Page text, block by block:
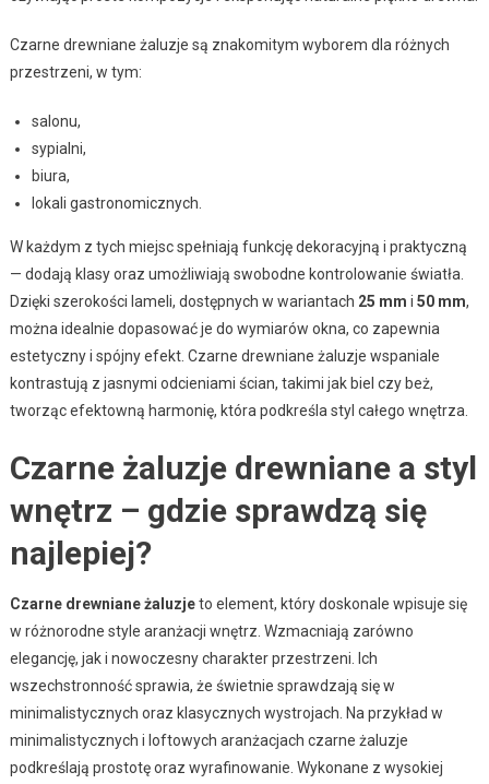
Czarne drewniane żaluzje są znakomitym wyborem dla różnych
przestrzeni, w tym:
salonu,
sypialni,
biura,
lokali gastronomicznych.
W każdym z tych miejsc spełniają funkcję dekoracyjną i praktyczną
— dodają klasy oraz umożliwiają swobodne kontrolowanie światła.
Dzięki szerokości lameli, dostępnych w wariantach 25 mm i 50 mm,
można idealnie dopasować je do wymiarów okna, co zapewnia
estetyczny i spójny efekt. Czarne drewniane żaluzje wspaniale
kontrastują z jasnymi odcieniami ścian, takimi jak biel czy beż,
tworząc efektowną harmonię, która podkreśla styl całego wnętrza.
Czarne żaluzje drewniane a styl
wnętrz – gdzie sprawdzą się
najlepiej?
Czarne drewniane żaluzjeto element, który doskonale wpisuje się
w różnorodne style aranżacji wnętrz. Wzmacniają zarówno
elegancję, jak i nowoczesny charakter przestrzeni. Ich
wszechstronność sprawia, że świetnie sprawdzają się w
minimalistycznych oraz klasycznych wystrojach. Na przykład w
minimalistycznych i loftowych aranżacjach czarne żaluzje
podkreślają prostotę oraz wyrafinowanie. Wykonane z wysokiej